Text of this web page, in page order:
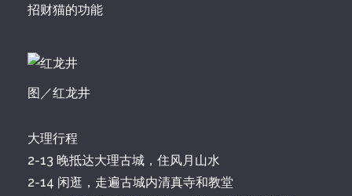
招财猫的功能
图／红龙井
大理行程
2-13 晚抵达大理古城，住风月山水
2-14 闲逛，走遍古城内清真寺和教堂